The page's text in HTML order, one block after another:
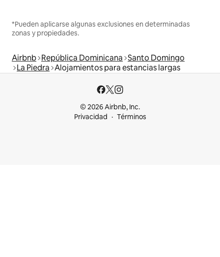
*Pueden aplicarse algunas exclusiones en determinadas
zonas y propiedades.
Airbnb República Dominicana Santo Domingo
La Piedra Alojamientos para estancias largas
© 2026 Airbnb, Inc.
Privacidad
Términos